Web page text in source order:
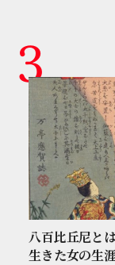
八百比丘尼と
生きた女の生